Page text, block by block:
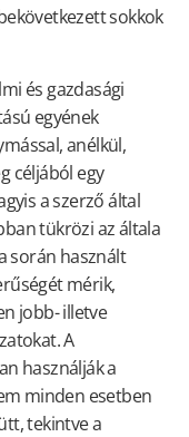
sokkok
és gazdasági
egyének
anélkül,
céljából egy
a szerző által
tükrözi az általa
során használt
mérik,
jobb- illetve
A
használják a
minden esetben
tekintve a